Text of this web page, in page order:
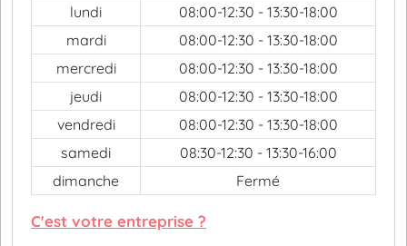
lundi
08:00-12:30 - 13:30-18:00
mardi
08:00-12:30 - 13:30-18:00
mercredi
08:00-12:30 - 13:30-18:00
jeudi
08:00-12:30 - 13:30-18:00
vendredi
08:00-12:30 - 13:30-18:00
samedi
08:30-12:30 - 13:30-16:00
dimanche
Fermé
C'est votre entreprise ?